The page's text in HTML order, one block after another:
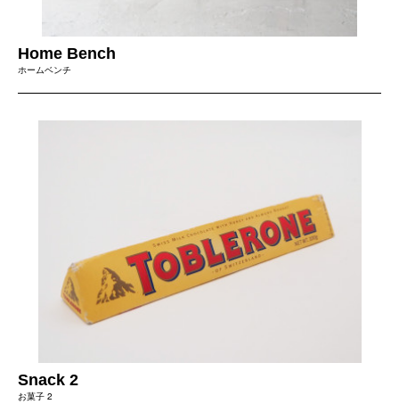
Home Bench
ホームベンチ
Snack 2
お菓子 2